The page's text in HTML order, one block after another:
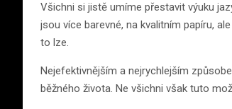
Všichni si jistě umíme přestavit výuku
jsou více barevné, na kvalitním papíru,
to lze.
Nejefektivnějším a nejrychlejším
běžného života. Ne všichni však tuto